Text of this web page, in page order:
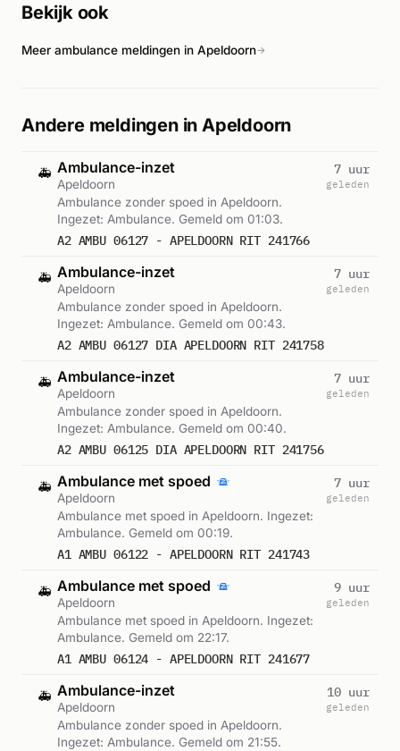
snel onder controle gebracht. Hardnieuws rapporteerde
bedrijf. Er zijn geen gewonden gemeld in de persberichten.
Bekijk ook
Meer ambulance meldingen in Apeldoorn→
Andere meldingen in Apeldoorn
🚑 Ambulance-inzet
Apeldoorn
Ambulance zonder spoed in Apeldoorn.
Ingezet: Ambulance. Gemeld om 01:03.
A2 AMBU 06127 - APELDOORN RIT 241766
7 uur
geleden
🚑 Ambulance-inzet
Apeldoorn
Ambulance zonder spoed in Apeldoorn.
Ingezet: Ambulance. Gemeld om 00:43.
A2 AMBU 06127 DIA APELDOORN RIT 241758
7 uur
geleden
🚑 Ambulance-inzet
Apeldoorn
Ambulance zonder spoed in Apeldoorn.
Ingezet: Ambulance. Gemeld om 00:40.
A2 AMBU 06125 DIA APELDOORN RIT 241756
7 uur
geleden
🚑 Ambulance met spoed
Apeldoorn
Ambulance met spoed in Apeldoorn. Ingezet:
Ambulance. Gemeld om 00:19.
A1 AMBU 06122 - APELDOORN RIT 241743
7 uur
geleden
🚑 Ambulance met spoed
Apeldoorn
Ambulance met spoed in Apeldoorn. Ingezet:
Ambulance. Gemeld om 22:17.
A1 AMBU 06124 - APELDOORN RIT 241677
9 uur
geleden
🚑 Ambulance-inzet
Apeldoorn
Ambulance zonder spoed in Apeldoorn.
Ingezet: Ambulance. Gemeld om 21:55.
10 uur
geleden